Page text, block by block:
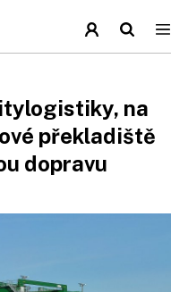
na
překladiště
dopravu